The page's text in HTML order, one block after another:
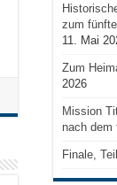
zum
11. Mai
Zum
2026
Mission
nach dem
Finale,